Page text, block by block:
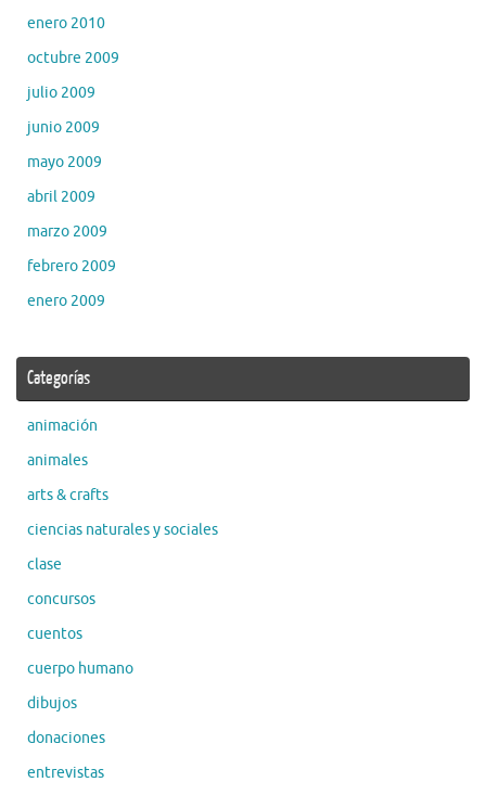
enero 2010
octubre 2009
julio 2009
junio 2009
mayo 2009
abril 2009
marzo 2009
febrero 2009
enero 2009
Categorías
animación
animales
arts & crafts
ciencias naturales y sociales
clase
concursos
cuentos
cuerpo humano
dibujos
donaciones
entrevistas